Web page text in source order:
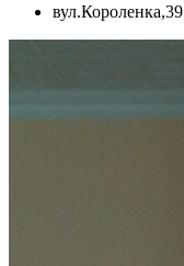
вул.Короленка,39